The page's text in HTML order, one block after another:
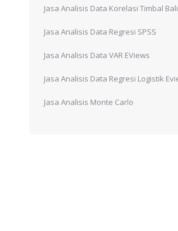
Jasa Analisis Data Korelasi Timbal
Jasa Analisis Data Regresi SPSS
Jasa Analisis Data VAR EViews
Jasa Analisis Data Regresi Logistik
Jasa Analisis Monte Carlo